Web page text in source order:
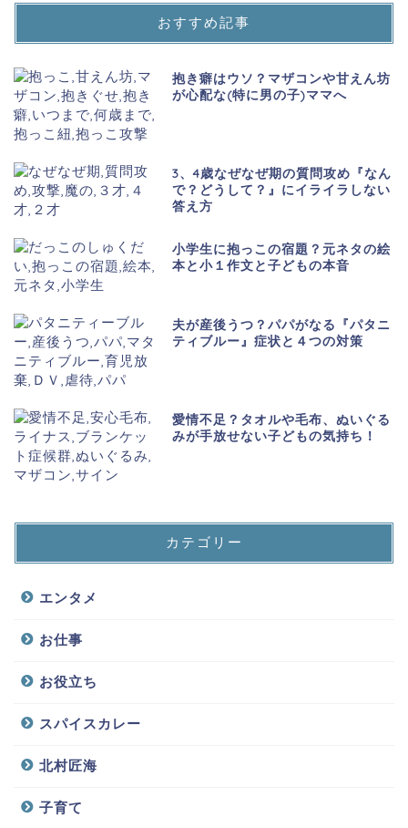
おすすめ記事
抱き癖はウソ？マザコンや甘えん坊
が心配な(特に男の子)ママへ
3、4歳なぜなぜ期の質問攻め『なん
で？どうして？』にイライラしない
答え方
小学生に抱っこの宿題？元ネタの絵
本と小１作文と子どもの本音
夫が産後うつ？パパがなる『パタニ
ティブルー』症状と４つの対策
愛情不足？タオルや毛布、ぬいぐる
みが手放せない子どもの気持ち！
カテゴリー
エンタメ
お仕事
お役立ち
スパイスカレー
北村匠海
子育て